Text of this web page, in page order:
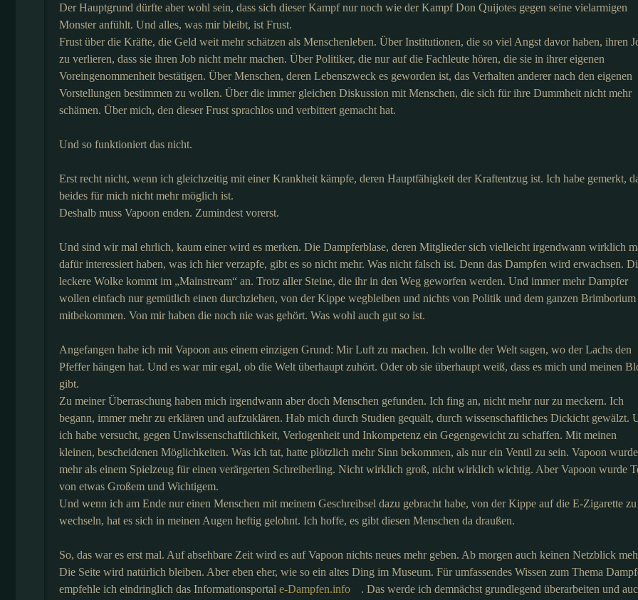
Der Hauptgrund dürfte aber wohl sein, dass sich dieser Kampf nur noch wie der Kampf Don Quijotes gegen seine vielarmigen
Monster anfühlt. Und alles, was mir bleibt, ist Frust.
Frust über die Kräfte, die Geld weit mehr schätzen als Menschenleben. Über Institutionen, die so viel Angst davor haben, ihren
zu verlieren, dass sie ihren Job nicht mehr machen. Über Politiker, die nur auf die Fachleute hören, die sie in ihrer eigenen
Voreingenommenheit bestätigen. Über Menschen, deren Lebenszweck es geworden ist, das Verhalten anderer nach den eigenen
Vorstellungen bestimmen zu wollen. Über die immer gleichen Diskussion mit Menschen, die sich für ihre Dummheit nicht mehr
schämen. Über mich, den dieser Frust sprachlos und verbittert gemacht hat.
Und so funktioniert das nicht.
Erst recht nicht, wenn ich gleichzeitig mit einer Krankheit kämpfe, deren Hauptfähigkeit der Kraftentzug ist. Ich habe gemerkt,
beides für mich nicht mehr möglich ist.
Deshalb muss Vapoon enden. Zumindest vorerst.
Und sind wir mal ehrlich, kaum einer wird es merken. Die Dampferblase, deren Mitglieder sich vielleicht irgendwann wirklich
dafür interessiert haben, was ich hier verzapfe, gibt es so nicht mehr. Was nicht falsch ist. Denn das Dampfen wird erwachsen.
leckere Wolke kommt im „Mainstream“ an. Trotz aller Steine, die ihr in den Weg geworfen werden. Und immer mehr Dampfer
wollen einfach nur gemütlich einen durchziehen, von der Kippe wegbleiben und nichts von Politik und dem ganzen Brimborium
mitbekommen. Von mir haben die noch nie was gehört. Was wohl auch gut so ist.
Angefangen habe ich mit Vapoon aus einem einzigen Grund: Mir Luft zu machen. Ich wollte der Welt sagen, wo der Lachs den
Pfeffer hängen hat. Und es war mir egal, ob die Welt überhaupt zuhört. Oder ob sie überhaupt weiß, dass es mich und meinen
gibt.
Zu meiner Überraschung haben mich irgendwann aber doch Menschen gefunden. Ich fing an, nicht mehr nur zu meckern. Ich
begann, immer mehr zu erklären und aufzuklären. Hab mich durch Studien gequält, durch wissenschaftliches Dickicht gewälzt.
ich habe versucht, gegen Unwissenschaftlichkeit, Verlogenheit und Inkompetenz ein Gegengewicht zu schaffen. Mit meinen
kleinen, bescheidenen Möglichkeiten. Was ich tat, hatte plötzlich mehr Sinn bekommen, als nur ein Ventil zu sein. Vapoon
mehr als einem Spielzeug für einen verärgerten Schreiberling. Nicht wirklich groß, nicht wirklich wichtig. Aber Vapoon wurde
von etwas Großem und Wichtigem.
Und wenn ich am Ende nur einen Menschen mit meinem Geschreibsel dazu gebracht habe, von der Kippe auf die E-Zigarette zu
wechseln, hat es sich in meinen Augen heftig gelohnt. Ich hoffe, es gibt diesen Menschen da draußen.
So, das war es erst mal. Auf absehbare Zeit wird es auf Vapoon nichts neues mehr geben. Ab morgen auch keinen Netzblick
Die Seite wird natürlich bleiben. Aber eben eher, wie so ein altes Ding im Museum. Für umfassendes Wissen zum Thema
empfehle ich eindringlich das Informationsportal e-Dampfen.info
. Das werde ich demnächst grundlegend überarbeiten und